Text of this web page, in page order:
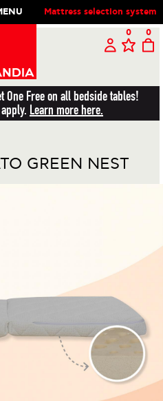
Mattress selection system
0 0
One Free on all bedside tables!
Learn more here.
GREEN NEST